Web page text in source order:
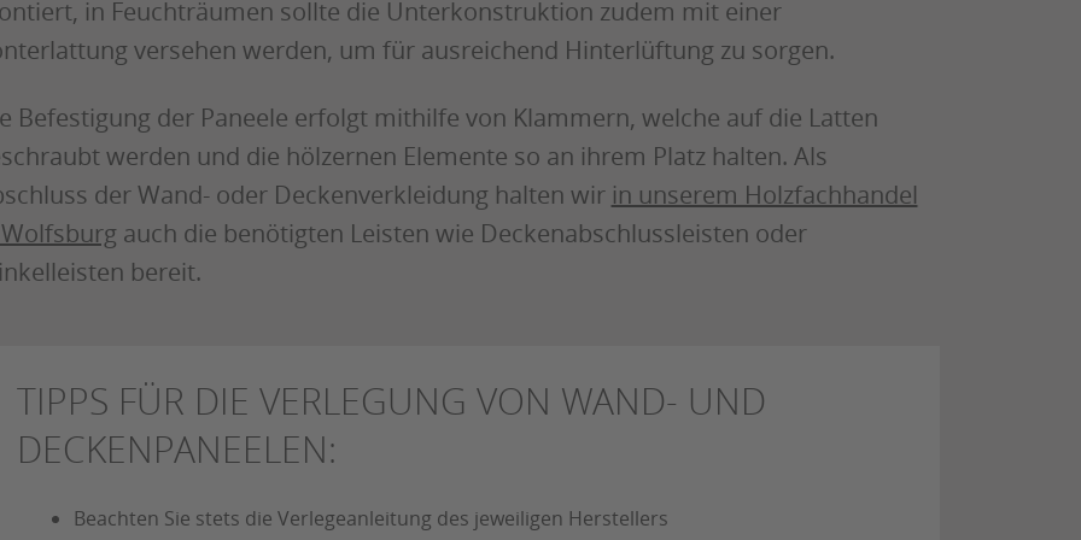
in Feuchträumen sollte die Unterkonstruktion zudem mit einer
versehen werden, um für ausreichend Hinterlüftung zu sorgen.
Befestigung der Paneele erfolgt mithilfe von Klammern, welche auf die Latten
werden und die hölzernen Elemente so an ihrem Platz halten. Als
der Wand- oder Deckenverkleidung halten wir in unserem Holzfachhandel
auch die benötigten Leisten wie Deckenabschlussleisten oder
bereit.
TIPPS FÜR DIE VERLEGUNG VON WAND- UND
DECKENPANEELEN:
Beachten Sie stets die Verlegeanleitung des jeweiligen Herstellers